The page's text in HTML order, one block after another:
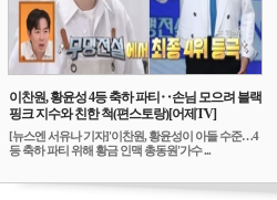
이찬원, 황윤성 4등 축하 파티‥손님 모으려 블랙
핑크 지수와 친한 척(편스토랑)[어제TV]
[뉴스엔 서유나 기자]'이찬원, 황윤성이 아들 수준…4
등 축하 파티 위해 황금 인맥 총동원'가수 ...